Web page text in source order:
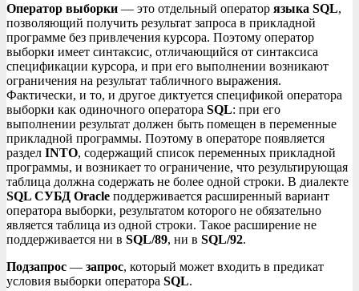
Оператор выборки — это отдельный оператор языка SQL,
позволяющий получить результат запроса в прикладной
программе без привлечения курсора. Поэтому оператор
выборки имеет синтаксис, отличающийся от синтаксиса
спецификации курсора, и при его выполнении возникают
ограничения на результат табличного выражения.
Фактически, и то, и другое диктуется спецификой оператора
выборки как одиночного оператора SQL: при его
выполнении результат должен быть помещен в переменные
прикладной программы. Поэтому в операторе появляется
раздел INTO, содержащий список переменных прикладной
программы, и возникает то ограничение, что результирующая
таблица должна содержать не более одной строки. В диалекте
SQL СУБД Oracle поддерживается расширенный вариант
оператора выборки, результатом которого не обязательно
является таблица из одной строки. Такое расширение не
поддерживается ни в SQL/89, ни в SQL/92.
Подзапрос — запрос, который может входить в предикат
условия выборки оператора SQL.